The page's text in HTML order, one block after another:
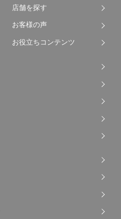
店舗を探す
お客様の声
お役立ちコンテンツ